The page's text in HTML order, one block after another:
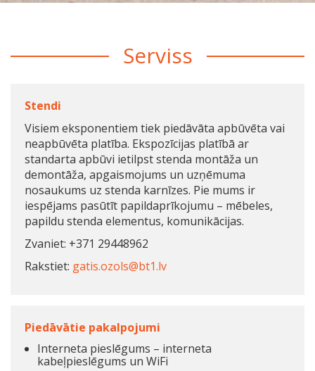
Serviss
Stendi
Visiem eksponentiem tiek piedāvāta apbūvēta vai
neapbūvēta platība. Ekspozīcijas platībā ar
standarta apbūvi ietilpst stenda montāža un
demontāža, apgaismojums un uzņēmuma
nosaukums uz stenda karnīzes. Pie mums ir
iespējams pasūtīt papildaprīkojumu – mēbeles,
papildu stenda elementus, komunikācijas.
Zvaniet: +371 29448962
Rakstiet: gatis.ozols@bt1.lv
Piedāvātie pakalpojumi
Interneta pieslēgums – interneta
kabeļpieslēgums un WiFi